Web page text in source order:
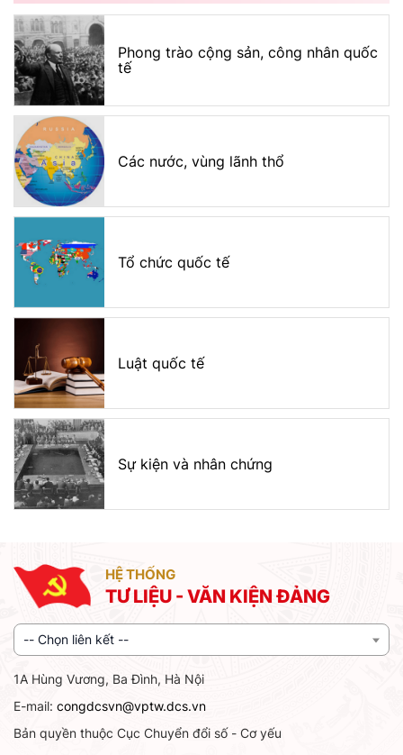
Phong trào cộng sản, công nhân quốc
tế
Các nước, vùng lãnh thổ
Tổ chức quốc tế
Luật quốc tế
Sự kiện và nhân chứng
HỆ THỐNG
TƯ LIỆU - VĂN KIỆN ĐẢNG
-- Chọn liên kết --
1A Hùng Vương, Ba Đình, Hà Nội
E-mail: congdcsvn@vptw.dcs.vn
Bản quyền thuộc Cục Chuyển đổi số - Cơ yếu